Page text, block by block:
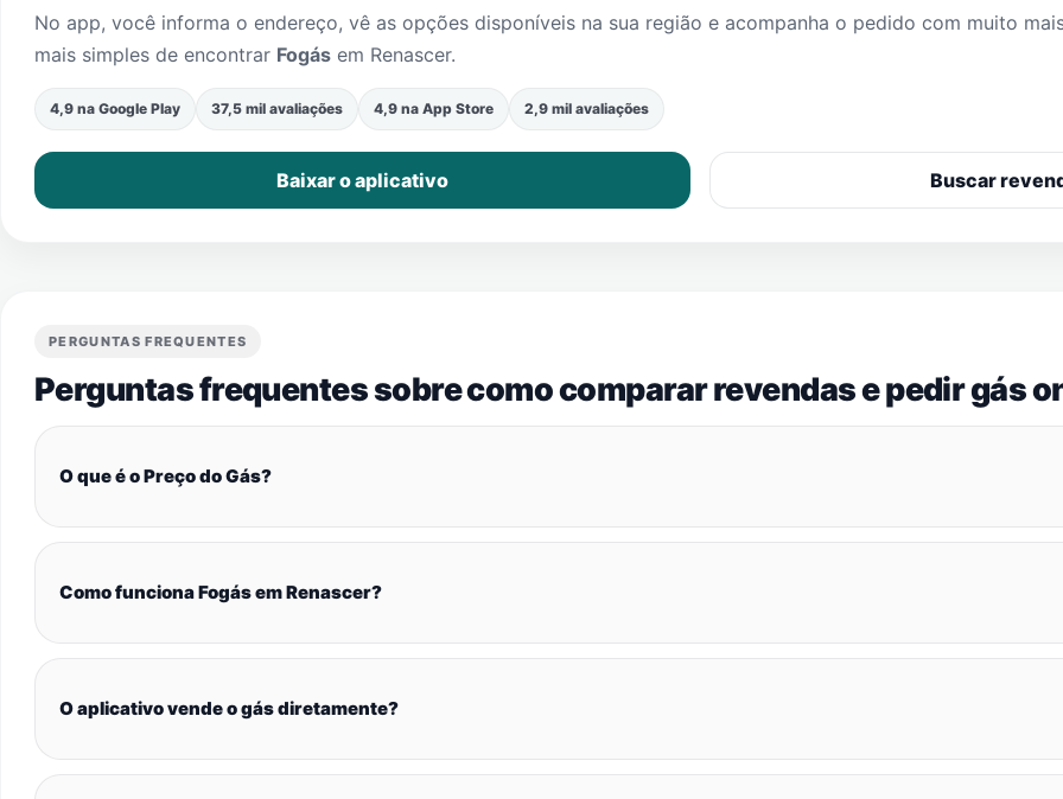
No app, você informa o endereço, vê as opções disponíveis na sua região e acompanha o pedido com muito
mais simples de encontrar Fogás em Renascer.
4,9 na Google Play 37,5 mil avaliações 4,9 na App Store 2,9 mil avaliações
Baixar o aplicativo Buscar
PERGUNTAS FREQUENTES
Perguntas frequentes sobre como comparar revendas e pedir gás
O que é o Preço do Gás?
Como funciona Fogás em Renascer?
O aplicativo vende o gás diretamente?